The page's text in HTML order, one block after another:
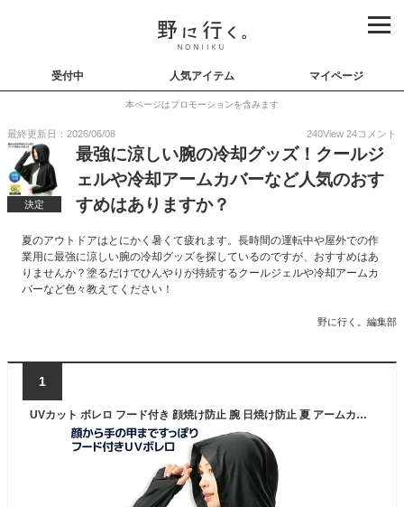
受付中 人気アイテム マイページ
本ページはプロモーションを含みます
最終更新日：2026/06/08 240View 24コメント
決定
最強に涼しい腕の冷却グッズ！クールジ
ェルや冷却アームカバーなど人気のおす
すめはありますか？
夏のアウトドアはとにかく暑くて疲れます。長時間の運転中や屋外での作
業用に最強に涼しい腕の冷却グッズを探しているのですが、おすすめはあ
りませんか？塗るだけでひんやりが持続するクールジェルや冷却アームカ
バーなど色々教えてください！
野に行く。編集部
1
UVカット ボレロ フード付き 顔焼け防止 腕 日焼け防止 夏 アームカバー 指穴 紫外線対策 グッズ 紫外線カット UV 薄手 カーディガン ひんやり 冷感 日よけ 運転 日焼け対策 日焼け 防止 顔 日焼け止めパーカー 軽い M L フリーサイズ レディース 【328549】